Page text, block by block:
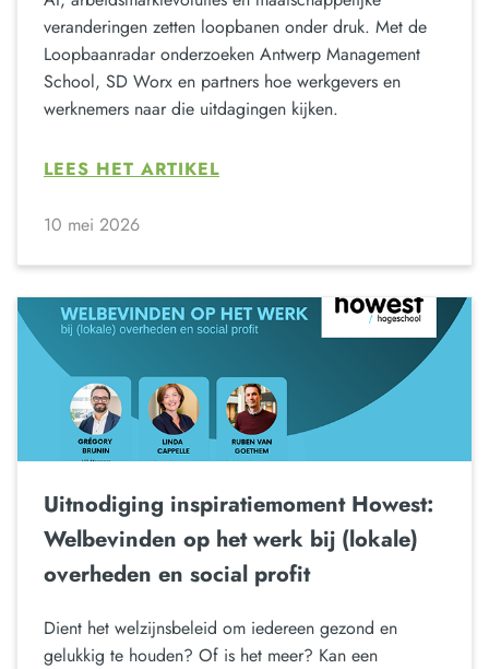
veranderingen zetten loopbanen onder druk. Met de
Loopbaanradar onderzoeken Antwerp Management
School, SD Worx en partners hoe werkgevers en
werknemers naar die uitdagingen kijken.
LEES HET ARTIKEL
10 mei 2026
Uitnodiging inspiratiemoment Howest:
Welbevinden op het werk bij (lokale)
overheden en social profit
Dient het welzijnsbeleid om iedereen gezond en
gelukkig te houden? Of is het meer? Kan een